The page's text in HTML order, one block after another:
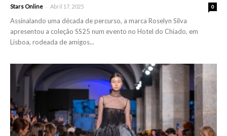
Stars Online - Abril 17, 2025 0
Assinalando uma década de percurso, a marca Roselyn Silva
apresentou a coleção SS25 num evento no Hotel do Chiado, em
Lisboa, rodeada de amigos...